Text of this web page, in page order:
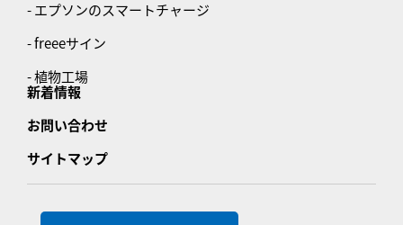
- エプソンのスマートチャージ
- freeeサイン
- 植物工場
新着情報
お問い合わせ
サイトマップ